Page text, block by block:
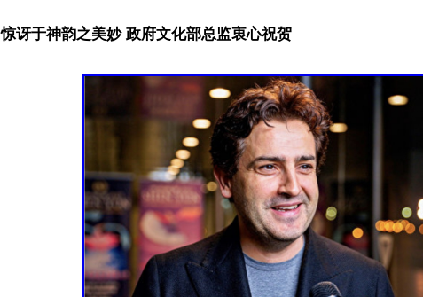
惊讶于神韵之美妙 政府文化部总监衷心祝贺